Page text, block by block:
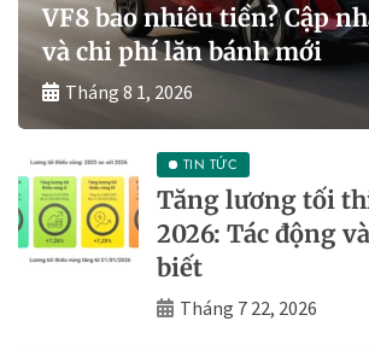
VF8 bao nhiêu tiền? Cập
và chi phí lăn bánh mới
Tháng 8 1, 2026
TIN TỨC
Tăng lương tối
2026: Tác động
biết
Tháng 7 22, 2026